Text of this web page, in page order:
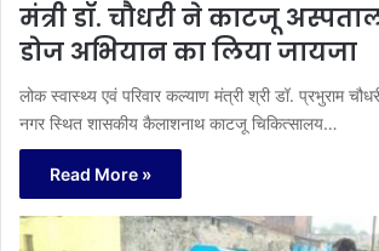
मंत्री डॉ. चौधरी ने काटजू
डोज अभियान का लिया जायजा
लोक स्वास्थ्य एवं परिवार कल्याण मंत्री श्री डॉ. प्रभुराम
नगर स्थित शासकीय कैलाशनाथ काटजू चिकित्सालय…
Read More »